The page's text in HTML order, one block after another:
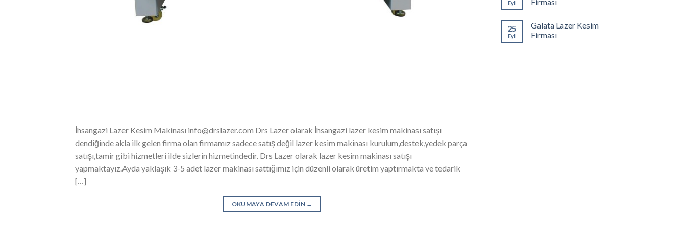
İhsangazi Lazer Kesim Makinası info@drslazer.com Drs Lazer olarak İhsangazi lazer kesim makinası satışı
dendiğinde akla ilk gelen firma olan firmamız sadece satış değil lazer kesim makinası kurulum,destek,yedek parça
satışı,tamir gibi hizmetleri ilde sizlerin hizmetindedir. Drs Lazer olarak lazer kesim makinası satışı
yapmaktayız.Ayda yaklaşık 3-5 adet lazer makinası sattığımız için düzenli olarak üretim yaptırmakta ve tedarik
[…]
OKUMAYA DEVAM EDIN →
Eyl
25
Eyl
Galata Lazer Kesim
Firması